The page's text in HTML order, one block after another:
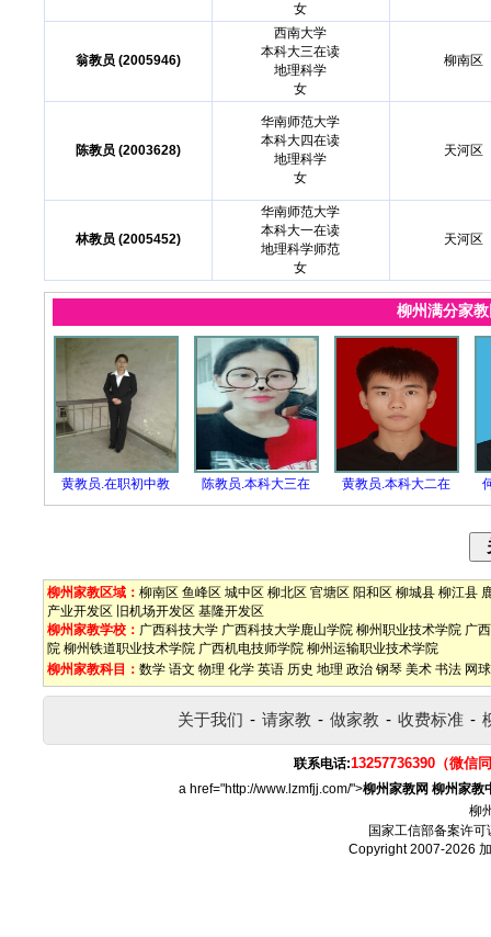
女
翁教员 (2005946)
西南大学
本科大三在读
地理科学
女
柳南区
陈教员 (2003628)
华南师范大学
本科大四在读
地理科学
女
天河区
林教员 (2005452)
华南师范大学
本科大一在读
地理科学师范
女
天河区
柳州满分家
黄教员.在职初中教 陈教员.本科大三在 黄教员.本科大二在
柳州家教区域： 柳南区 鱼峰区 城中区 柳北区 官塘区 阳和区 柳城县 柳江县
产业开发区
旧机场开发区 基隆开发区
柳州家教学校： 广西科技大学 广西科技大学鹿山学院 柳州职业技术学院 广
院 柳州铁道职业技术学院 广西机电技师学院 柳州运输职业技术学院
柳州家教科目： 数学 语文 物理 化学 英语 历史 地理 政治 钢琴 美术 书法 网球
关于我们 - 请家教 - 做家教 - 收费标准 -
联系电话:13257736390（微信
a href="http://www.lzmfjj.com/">柳州家教网 柳州家教
柳
国家工信部备案许可
Copyright 2007-2026